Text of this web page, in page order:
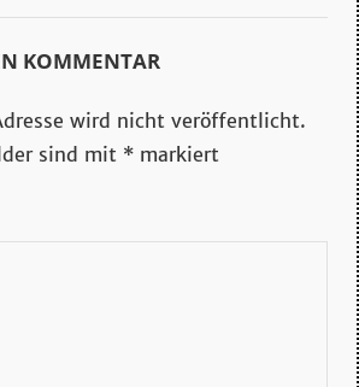
KOMMENTAR
wird nicht veröffentlicht.
sind mit * markiert